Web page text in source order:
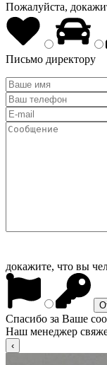
Пожалуйста,
Письмо директору
докажите, что вы
Спасибо за Ваше
Наш менеджер